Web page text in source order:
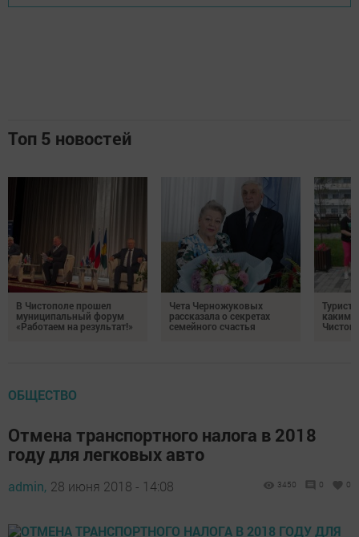
Топ 5 новостей
В Чистополе прошел
муниципальный форум
«Работаем на результат!»
Чета Черножуковых
рассказала о секретах
семейного счастья
каким
ОБЩЕСТВО
Отмена транспортного налога в 2018
году для легковых авто
admin, 28 июня 2018 - 14:08 3450 0 0